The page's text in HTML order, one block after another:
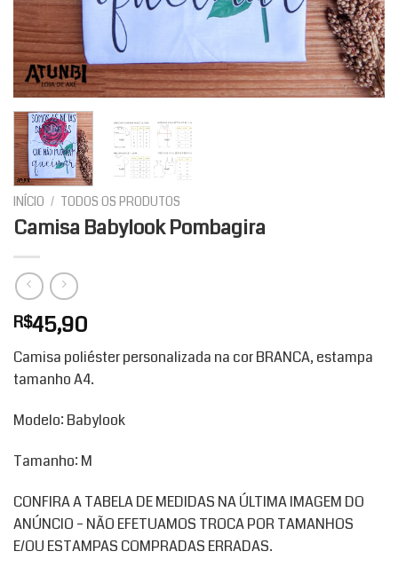
INÍCIO / TODOS OS PRODUTOS
Camisa Babylook Pombagira
R$45,90
Camisa poliéster personalizada na cor BRANCA, estampa
tamanho A4.
Modelo: Babylook
Tamanho: M
CONFIRA A TABELA DE MEDIDAS NA ÚLTIMA IMAGEM DO
ANÚNCIO – NÃO EFETUAMOS TROCA POR TAMANHOS
E/OU ESTAMPAS COMPRADAS ERRADAS.